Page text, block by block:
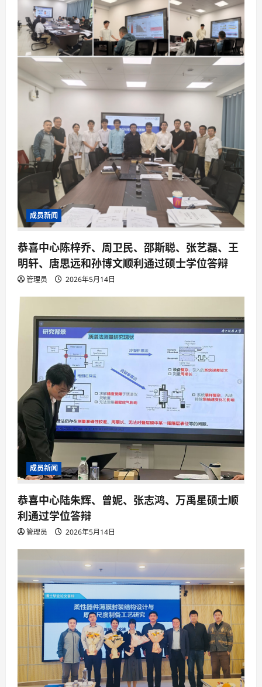
成员新闻
恭喜中心陈梓乔、周卫民、邵斯聪、张艺磊、王
明轩、唐思远和孙博文顺利通过硕士学位答辩
管理员 2026年5月14日
成员新闻
恭喜中心陆朱辉、曾妮、张志鸿、万禹星硕士顺
利通过学位答辩
管理员 2026年5月14日